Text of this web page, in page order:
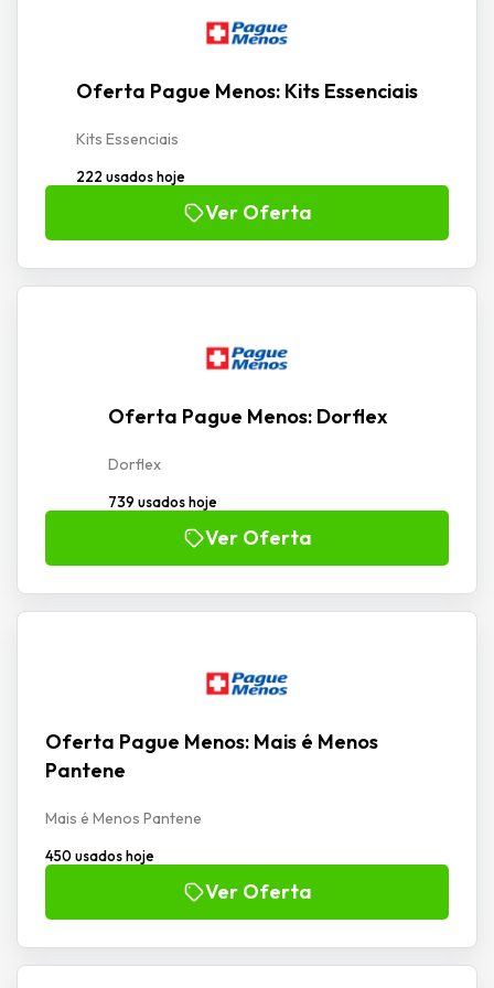
Oferta Pague Menos: Kits Essenciais
Kits Essenciais
222 usados hoje
Ver Oferta
Oferta Pague Menos: Dorflex
Dorflex
739 usados hoje
Ver Oferta
Oferta Pague Menos: Mais é Menos
Pantene
Mais é Menos Pantene
450 usados hoje
Ver Oferta